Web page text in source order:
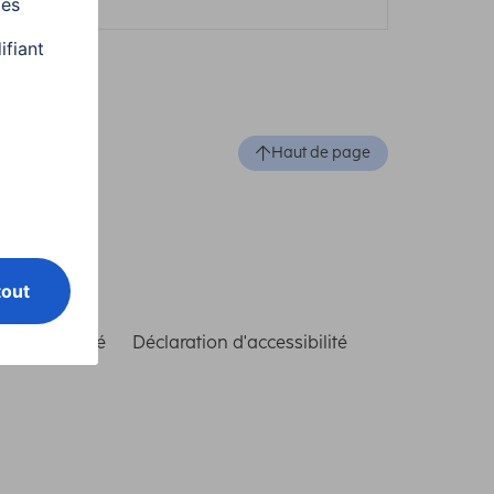
Haut de page
conformité Déclaration d'accessibilité